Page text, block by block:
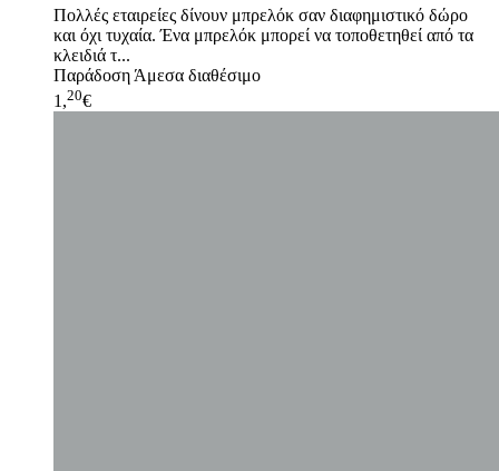
Πολλές εταιρείες δίνουν μπρελόκ σαν διαφημιστικό δώρο
και όχι τυχαία. Ένα μπρελόκ μπορεί να τοποθετηθεί από τα
κλειδιά τ...
Παράδοση Άμεσα διαθέσιμο
1,20€